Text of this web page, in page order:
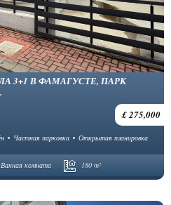
3+1 В ФАМАГУСТЕ, ПАРК
£ 275,000
Частная парковка Открытая планировка
комната 180 m²